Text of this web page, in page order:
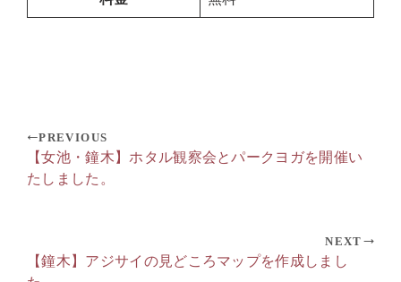
PREVIOUS
【女池・鐘木】ホタル観察会とパークヨガを開催い
たしました。
NEXT
【鐘木】アジサイの見どころマップを作成しまし